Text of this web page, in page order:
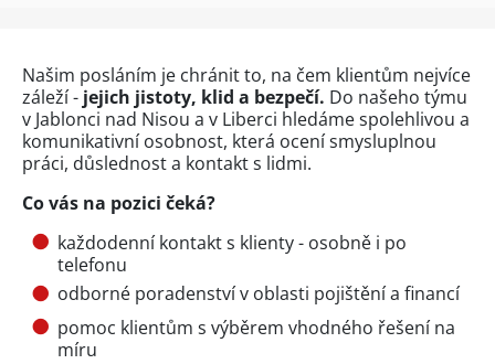
Našim posláním je chránit to, na čem klientům nejvíce
záleží - jejich jistoty, klid a bezpečí. Do našeho týmu
v Jablonci nad Nisou a v Liberci hledáme spolehlivou a
komunikativní osobnost, která ocení smysluplnou
práci, důslednost a kontakt s lidmi.
Co vás na pozici čeká?
každodenní kontakt s klienty - osobně i po
telefonu
odborné poradenství v oblasti pojištění a financí
pomoc klientům s výběrem vhodného řešení na
míru